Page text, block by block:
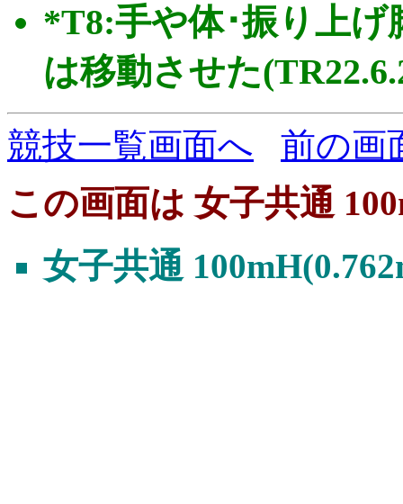
*T8:手や体･振り上げ
は移動させた
競技一覧画面へ
前の画
この画面は 女子共通
女子共通